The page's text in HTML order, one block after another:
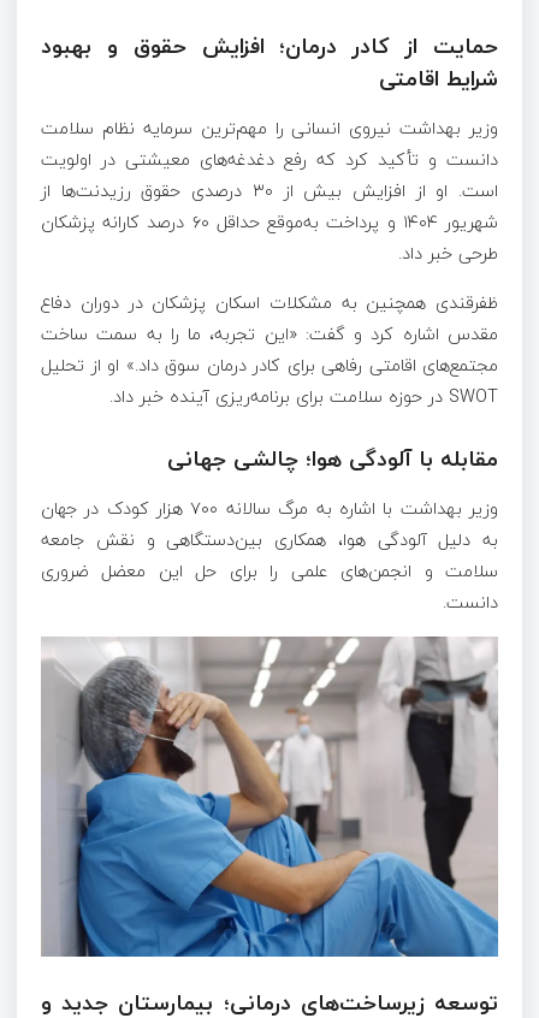
حمایت از کادر درمان؛ افزایش حقوق و بهبود
شرایط اقامتی
وزیر بهداشت نیروی انسانی را مهم‌ترین سرمایه نظام سلامت
دانست و تأکید کرد که رفع دغدغه‌های معیشتی در اولویت
است. او از افزایش بیش از ۳۰ درصدی حقوق رزیدنت‌ها از
شهریور ۱۴۰۴ و پرداخت به‌موقع حداقل ۶۰ درصد کارانه پزشکان
طرحی خبر داد.
ظفرقندی همچنین به مشکلات اسکان پزشکان در دوران دفاع
مقدس اشاره کرد و گفت: «این تجربه، ما را به سمت ساخت
مجتمع‌های اقامتی رفاهی برای کادر درمان سوق داد.» او از تحلیل
SWOT در حوزه سلامت برای برنامه‌ریزی آینده خبر داد.
مقابله با آلودگی هوا؛ چالشی جهانی
وزیر بهداشت با اشاره به مرگ سالانه ۷۰۰ هزار کودک در جهان
به دلیل آلودگی هوا، همکاری بین‌دستگاهی و نقش جامعه
سلامت و انجمن‌های علمی را برای حل این معضل ضروری
دانست.
توسعه زیرساخت‌های درمانی؛ بیمارستان جدید و